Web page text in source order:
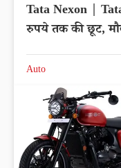
Tata Nexon |
रुपये तक की छूट,
Auto